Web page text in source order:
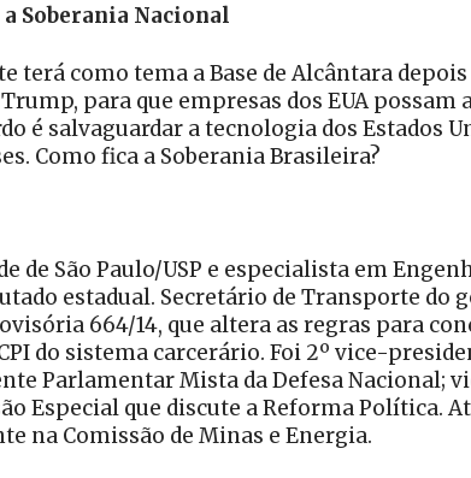
a Soberania Nacional
terá como tema a Base de Alcântara
para que empresas dos EUA possam
é salvaguardar a tecnologia dos Estados
Como fica a Soberania Brasileira?
de São Paulo/USP e especialista em
estadual. Secretário de Transporte do
664/14, que altera as regras para
do sistema carcerário. Foi 2º vice-
Parlamentar Mista da Defesa Nacional;
Especial que discute a Reforma Política.
na Comissão de Minas e Energia.